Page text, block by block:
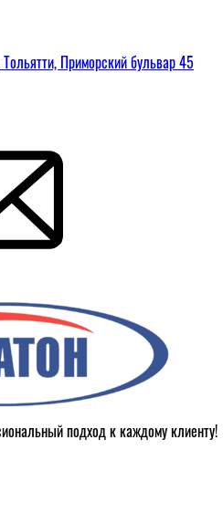
Приморский бульвар 45
подход к каждому клиенту!